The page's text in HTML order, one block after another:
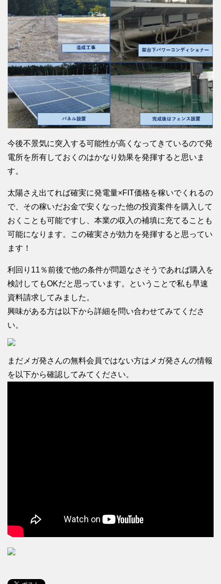
今後不景気に突入する可能性が高くなってきているので発
電所を所有しておくのはかなり効果を発揮すると思いま
す。
太陽さえ出てれば確実に発電量×FIT価格を稼いでくれるの
で、その稼いだお金で安くなった他の投資案件を購入して
おくことも可能ですし、本業の収入の補填に充てることも
可能になります。この確実さが効力を発揮すると思ってい
ます！
利回り11％前後で他の条件が問題なさそうであれば購入を
検討してもOKだと思っています。ということで私も早速
資料請求してみました。
興味がある方は以下から詳細を問い合わせてみてくださ
い。
まだメガ発さんの無料会員ではない方はメガ発さんの情報
を以下から確認してみてください。